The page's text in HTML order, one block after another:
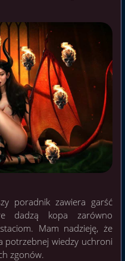
poradnik zawiera garść
dadzą kopa zarówno
Mam nadzieję, że
potrzebnej wiedzy uchroni
zgonów.